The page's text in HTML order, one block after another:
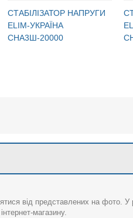
CТАБІЛІЗАТОР НАПРУГИ
ELIM-УКРАЇНА
СНА3Ш-20000
від представлених на
магазину.